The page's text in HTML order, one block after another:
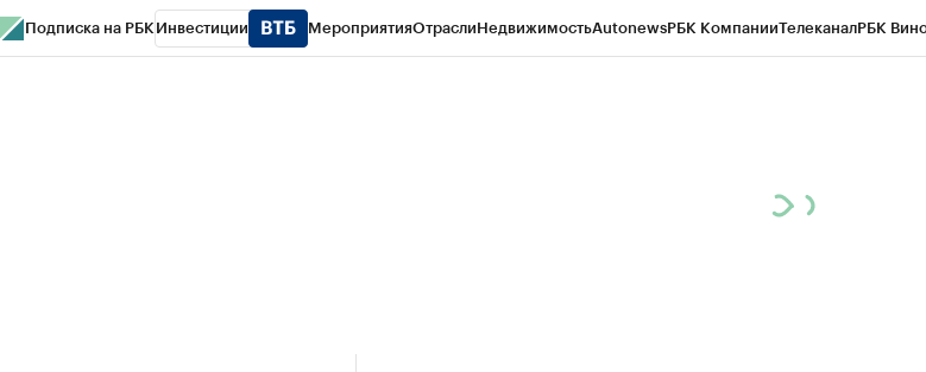
Подписка на РБК Инвестиции МероприятияОтраслиНедвижимостьAutonewsРБК КомпанииТелеканалРБК